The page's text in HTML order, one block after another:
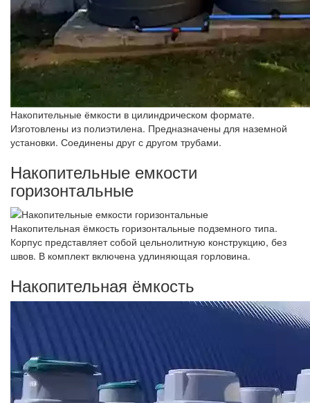
Накопительные ёмкости в цилиндрическом формате.
Изготовлены из полиэтилена. Предназначены для наземной
установки. Соединены друг с другом трубами.
Накопительные емкости
горизонтальные
Накопительная ёмкость горизонтальные подземного типа.
Корпус представляет собой цельнолитную конструкцию, без
швов. В комплект включена удлиняющая горловина.
Накопительная ёмкость